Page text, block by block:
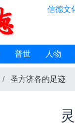
信德文
普世 人物
圣方济各的足迹